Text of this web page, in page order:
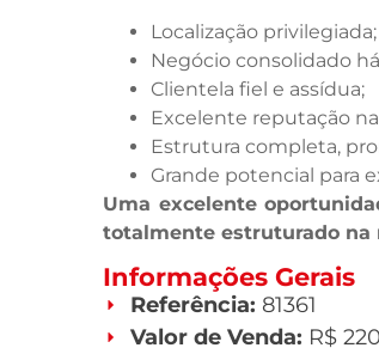
Localização privilegiada;
Negócio consolidado
Clientela fiel e assídua;
Excelente reputação
Estrutura completa,
Grande potencial para
Uma excelente
totalmente estruturado na
Informações Gerais
Referência: 81361
Valor de Venda: R$